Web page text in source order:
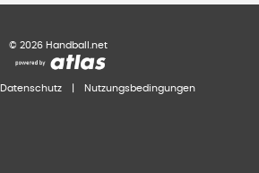
© 2026 Handball.net
Datenschutz Nutzungsbedingungen